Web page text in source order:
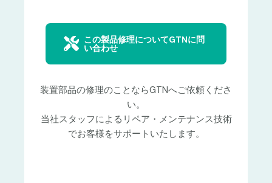
この製品修理についてGTNに問
い合わせ
装置部品の修理のことならGTNへご依頼くださ
い。
当社スタッフによるリペア・メンテナンス技術
でお客様をサポートいたします。